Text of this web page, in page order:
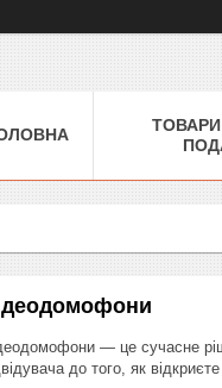
— це сучасне
до того, як